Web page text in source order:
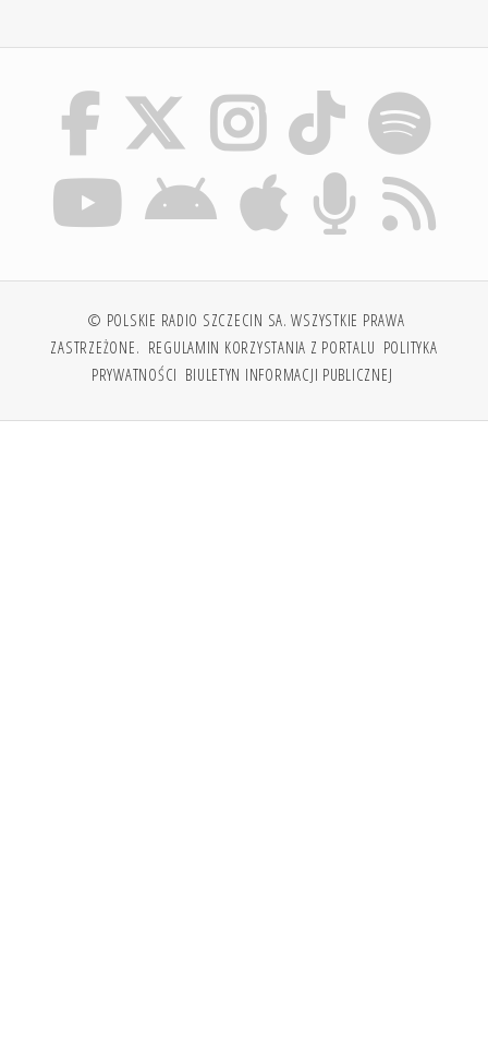
© POLSKIE RADIO SZCZECIN SA. WSZYSTKIE PRAWA
ZASTRZEŻONE. REGULAMIN KORZYSTANIA Z PORTALU POLITYKA
PRYWATNOŚCI BIULETYN INFORMACJI PUBLICZNEJ